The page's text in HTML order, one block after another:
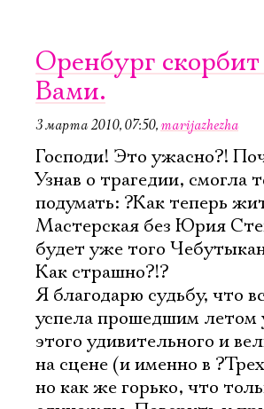
Оренбург скорбит
Вами.
3 марта 2010, 07:50,marijazhezha
Господи! Это ужасно?!
Узнав о трагедии, смогла
подумать: ?Как теперь
Мастерская без Юрия
будет уже того
Как страшно?!?
Я благодарю судьбу, что
успела прошедшим летом
этого удивительного и
на сцене (и именно в
но как же горько, что